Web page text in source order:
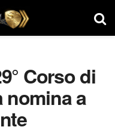
Corso di
nomina a